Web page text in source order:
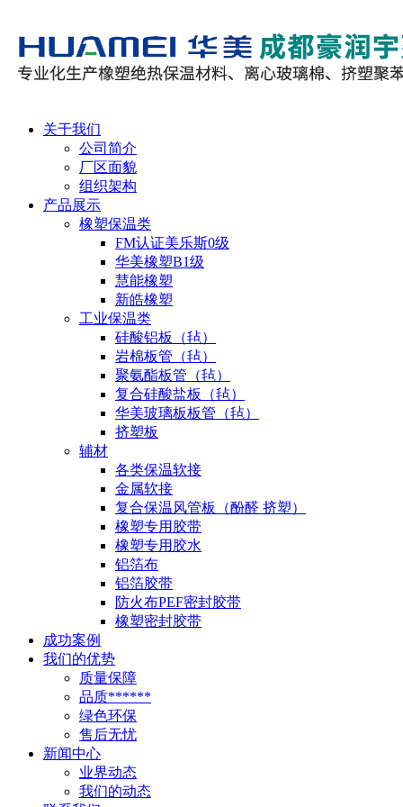
关于我们
公司简介
厂区面貌
组织架构
产品展示
橡塑保温类
FM认证美乐斯0级
华美橡塑B1级
慧能橡塑
新皓橡塑
工业保温类
硅酸铝板（毡）
岩棉板管（毡）
聚氨酯板管（毡）
复合硅酸盐板（毡）
华美玻璃板板管（毡）
挤塑板
辅材
各类保温软接
金属软接
复合保温风管板（酚醛 挤塑）
橡塑专用胶带
橡塑专用胶水
铝箔布
铝箔胶带
防火布PEF密封胶带
橡塑密封胶带
成功案例
我们的优势
质量保障
品质******
绿色环保
售后无忧
新闻中心
业界动态
我们的动态